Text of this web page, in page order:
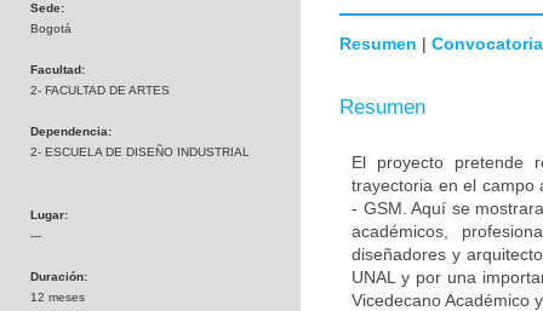
Sede:
Bogotá
Facultad:
2- FACULTAD DE ARTES
Dependencia:
2- ESCUELA DE DISEÑO INDUSTRIAL
Lugar:
---
Duración:
12 meses
Resumen | Convocatoria
Resumen
El proyecto pretende
trayectoria en el campo
- GSM. Aquí se
académicos,
diseñadores y
UNAL y por una
Vicedecano Académico